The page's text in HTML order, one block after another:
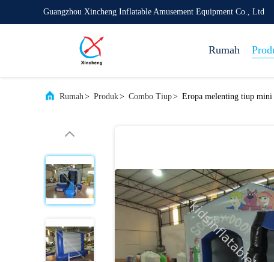
Guangzhou Xincheng Inflatable Amusement Equipment Co., Ltd
Rumah
Rumah> Produk> Combo Tiup> Eropa melenting tiup mini